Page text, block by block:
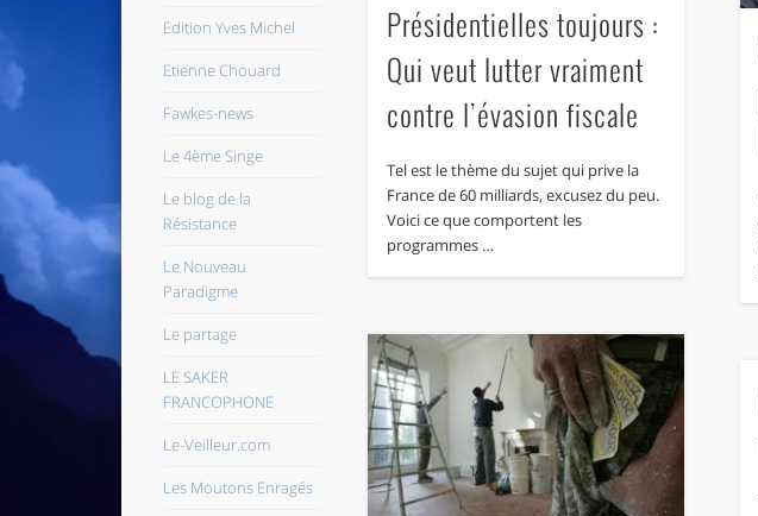
Présidentielles toujours :
Qui veut lutter vraiment
contre l’évasion fiscale
Tel est le thème du sujet qui prive la
France de 60 milliards, excusez du peu.
Voici ce que comportent les
programmes …
Edition Yves Michel
Etienne Chouard
Fawkes-news
Le 4ème Singe
Le blog de la
Résistance
Le Nouveau
Paradigme
Le partage
LE SAKER
FRANCOPHONE
Le-Veilleur.com
Les Moutons Enragés